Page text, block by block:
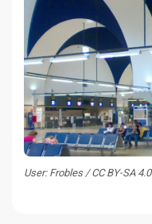
User: Frobles / CC BY-SA 4.0